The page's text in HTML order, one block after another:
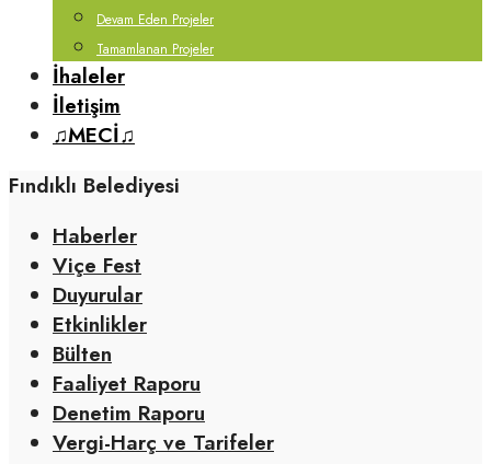
Devam Eden Projeler
Tamamlanan Projeler
İhaleler
İletişim
♫MECİ♫
Fındıklı Belediyesi
Haberler
Viçe Fest
Duyurular
Etkinlikler
Bülten
Faaliyet Raporu
Denetim Raporu
Vergi-Harç ve Tarifeler